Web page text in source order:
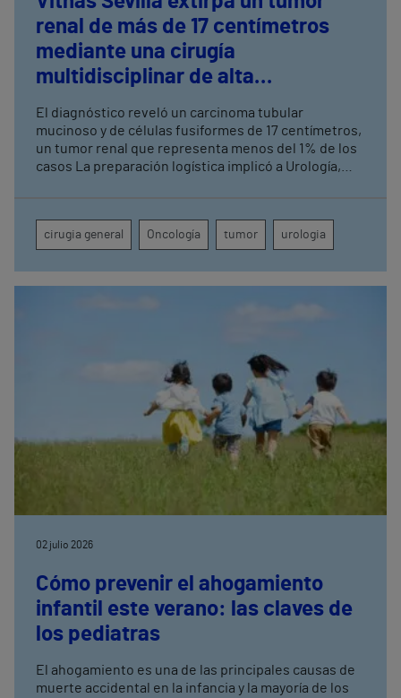
renal de más de 17 centímetros
mediante una cirugía
multidisciplinar de alta
El diagnóstico reveló un carcinoma tubular
mucinoso y de células fusiformes de 17 centímetros,
un tumor renal que representa menos del 1% de los
casos La preparación logística implicó a Urología,
cirugia general Oncología tumor urologia
02 julio 2026
Cómo prevenir el ahogamiento
infantil este verano: las claves de
los pediatras
El ahogamiento es una de las principales causas de
muerte accidental en la infancia y la mayoría de los